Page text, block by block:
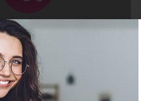
Szerviz